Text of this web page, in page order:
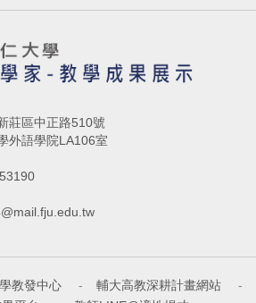
莊區中正路510號
外語學院LA106室
教發中心 - 輔大高教深耕計畫網站
-